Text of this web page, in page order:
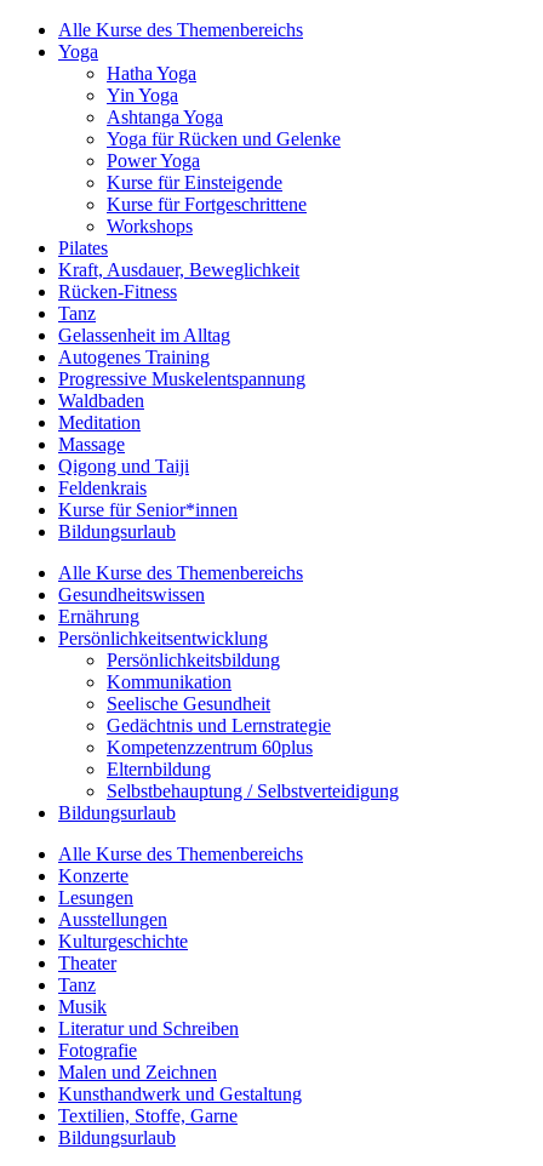
Alle Kurse des Themenbereichs
Yoga
Hatha Yoga
Yin Yoga
Ashtanga Yoga
Yoga für Rücken und Gelenke
Power Yoga
Kurse für Einsteigende
Kurse für Fortgeschrittene
Workshops
Pilates
Kraft, Ausdauer, Beweglichkeit
Rücken-Fitness
Tanz
Gelassenheit im Alltag
Autogenes Training
Progressive Muskelentspannung
Waldbaden
Meditation
Massage
Qigong und Taiji
Feldenkrais
Kurse für Senior*innen
Bildungsurlaub
Alle Kurse des Themenbereichs
Gesundheitswissen
Ernährung
Persönlichkeitsentwicklung
Persönlichkeitsbildung
Kommunikation
Seelische Gesundheit
Gedächtnis und Lernstrategie
Kompetenzzentrum 60plus
Elternbildung
Selbstbehauptung / Selbstverteidigung
Bildungsurlaub
Alle Kurse des Themenbereichs
Konzerte
Lesungen
Ausstellungen
Kulturgeschichte
Theater
Tanz
Musik
Literatur und Schreiben
Fotografie
Malen und Zeichnen
Kunsthandwerk und Gestaltung
Textilien, Stoffe, Garne
Bildungsurlaub